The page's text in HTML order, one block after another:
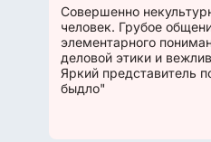
использование
вежливости при
представитель
"деревенское
Совершенно
человек. Грубое
элементарного
деловой этики и
Яркий представитель
быдло"